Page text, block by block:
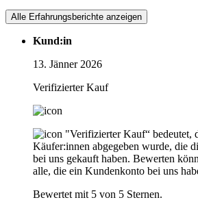
Alle Erfahrungsberichte anzeigen
Kund:in
13. Jänner 2026
Verifizierter Kauf
"Verifizierter Kauf“ bedeutet,
Käufer:innen abgegeben wurde, die
bei uns gekauft haben. Bewerten
alle, die ein Kundenkonto bei uns
Bewertet mit 5 von 5 Sternen.